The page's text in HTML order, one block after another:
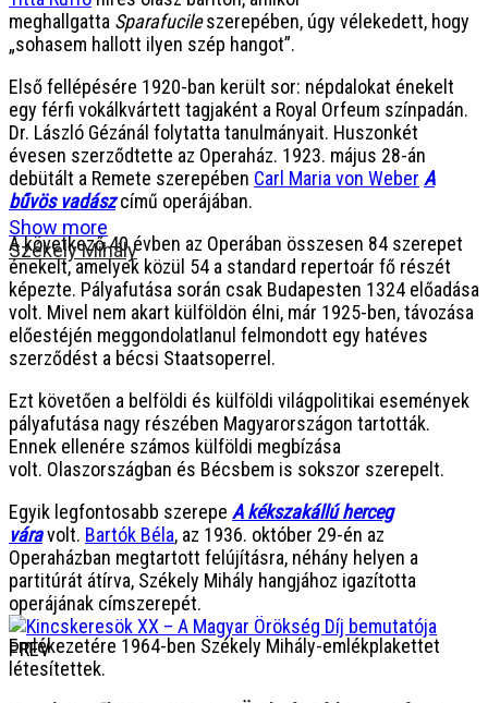
meghallgatta Sparafucileszerepében, úgy vélekedett, hogy
„sohasem hallott ilyen szép hangot”.
Első fellépésére 1920-ban került sor: népdalokat énekelt
egy férfi vokálkvártett tagjaként a Royal Orfeum színpadán.
Dr. László Gézánál folytatta tanulmányait. Huszonkét
évesen szerződtette az Operaház. 1923. május 28-án
debütált a Remete szerepében Carl Maria von Weber A
bűvös vadászcímű operájában.
A következő 40 évben az Operában összesen 84 szerepet
énekelt, amelyek közül 54 a standard repertoár fő részét
képezte. Pályafutása során csak Budapesten 1324 előadása
volt. Mivel nem akart külföldön élni, már 1925-ben, távozása
előestéjén meggondolatlanul felmondott egy hatéves
szerződést a bécsi Staatsoperrel.
Ezt követően a belföldi és külföldi világpolitikai események
pályafutása nagy részében Magyarországon tartották.
Ennek ellenére számos külföldi megbízása
volt. Olaszországban és Bécsbem is sokszor szerepelt.
Egyik legfontosabb szerepe A kékszakállú herceg
váravolt. Bartók Béla, az 1936. október 29-én az
Operaházban megtartott felújításra, néhány helyen a
partitúrát átírva, Székely Mihály hangjához igazította
operájának címszerepét.
Emlékezetére 1964-ben Székely Mihály-emlékplakettet
létesítettek.
Show more
Székely Mihály
PREV